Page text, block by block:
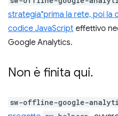
strategia"prima la rete, poi la
codice JavaScript effettivo
Google Analytics.
Non è finita qui.
sw-offline-google-